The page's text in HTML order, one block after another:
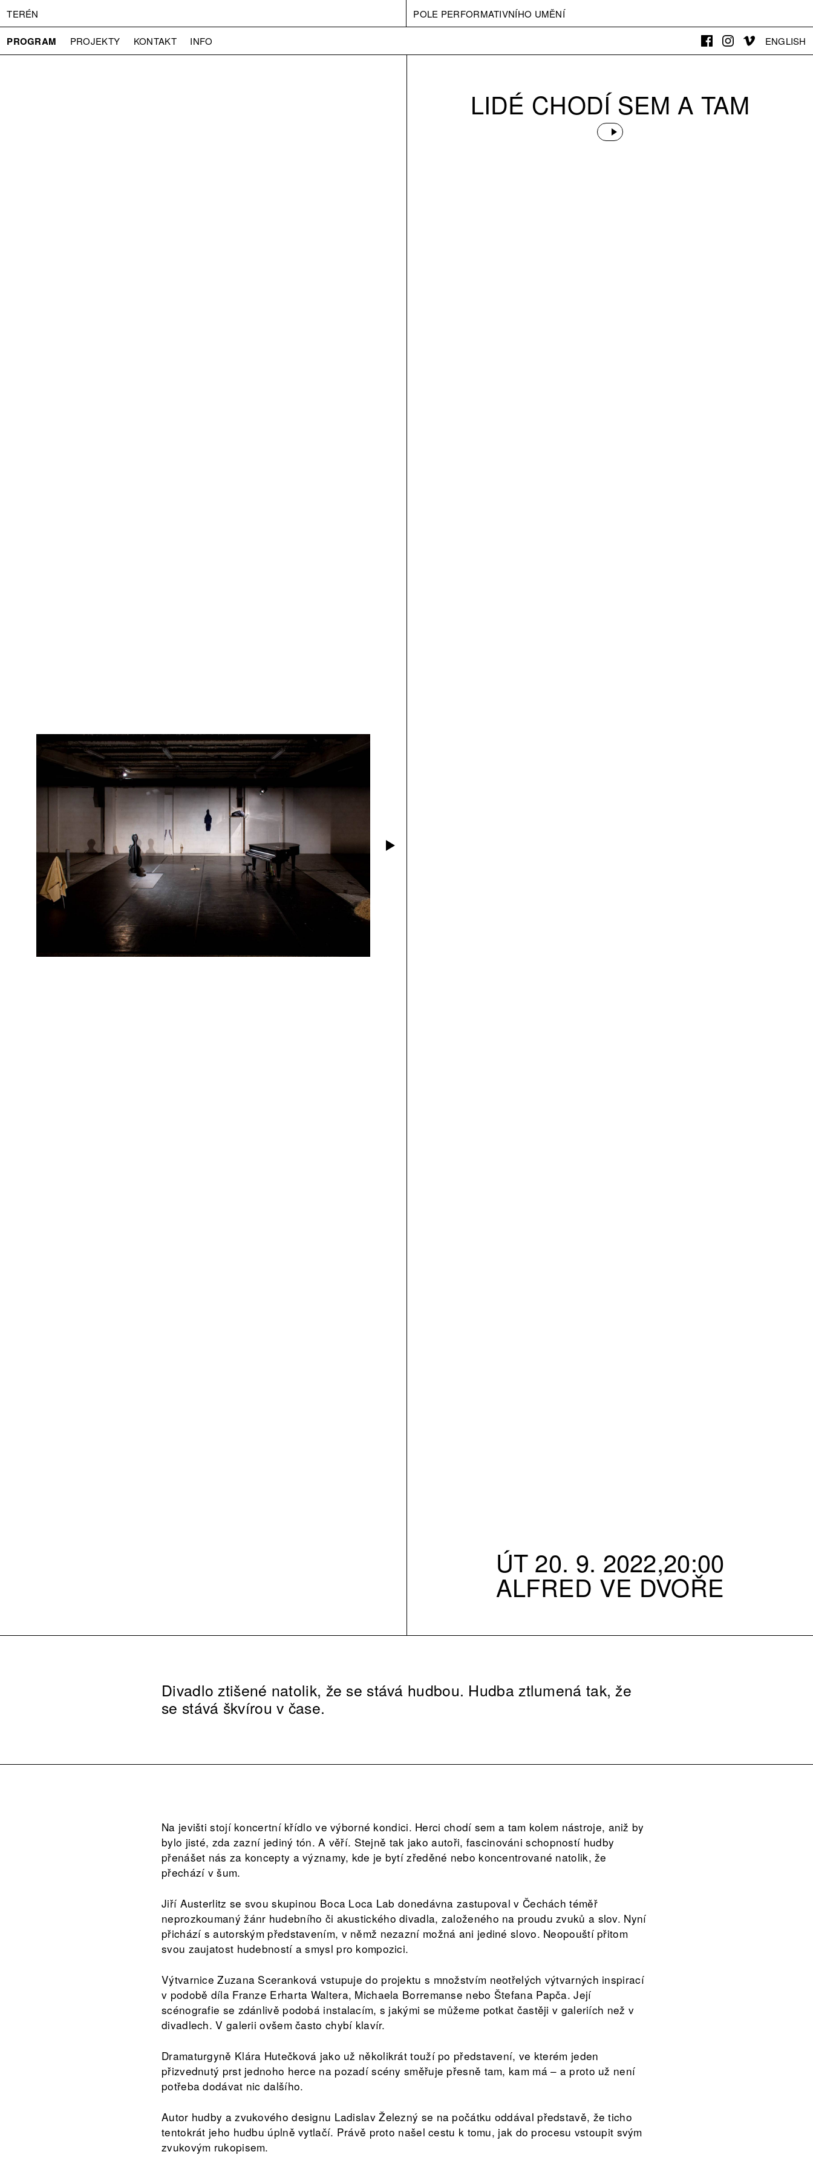
TERÉN POLE PERFORMATIVNÍHO UMĚNÍ
PROGRAM PROJEKTY KONTAKT
INFO
ENGLISH
LIDÉ CHODÍ SEM A TAM
ÚT 20. 9. 2022,20:00
ALFRED VE DVOŘE
Divadlo ztišené natolik, že se stává hudbou. Hudba ztlumená tak, že
se stává škvírou v čase.
Na jevišti stojí koncertní křídlo ve výborné kondici. Herci chodí sem a tam kolem nástroje, aniž by
bylo jisté, zda zazní jediný tón. A věří. Stejně tak jako autoři, fascinováni schopností hudby
přenášet nás za koncepty a významy, kde je bytí zředěné nebo koncentrované natolik, že
přechází v šum.
Jiří Austerlitz se svou skupinou Boca Loca Lab donedávna zastupoval v Čechách téměř
neprozkoumaný žánr hudebního či akustického divadla, založeného na proudu zvuků a slov. Nyní
přichází s autorským představením, v němž nezazní možná ani jediné slovo. Neopouští přitom
svou zaujatost hudebností a smysl pro kompozici.
Výtvarnice Zuzana Sceranková vstupuje do projektu s množstvím neotřelých výtvarných inspirací
v podobě díla Franze Erharta Waltera, Michaela Borremanse nebo Štefana Papča. Její
scénografie se zdánlivě podobá instalacím, s jakými se můžeme potkat častěji v galeriích než v
divadlech. V galerii ovšem často chybí klavír.
Dramaturgyně Klára Hutečková jako už několikrát touží po představení, ve kterém jeden
přizvednutý prst jednoho herce na pozadí scény směřuje přesně tam, kam má – a proto už není
potřeba dodávat nic dalšího.
Autor hudby a zvukového designu Ladislav Železný se na počátku oddával představě, že ticho
tentokrát jeho hudbu úplně vytlačí. Právě proto našel cestu k tomu, jak do procesu vstoupit svým
zvukovým rukopisem.